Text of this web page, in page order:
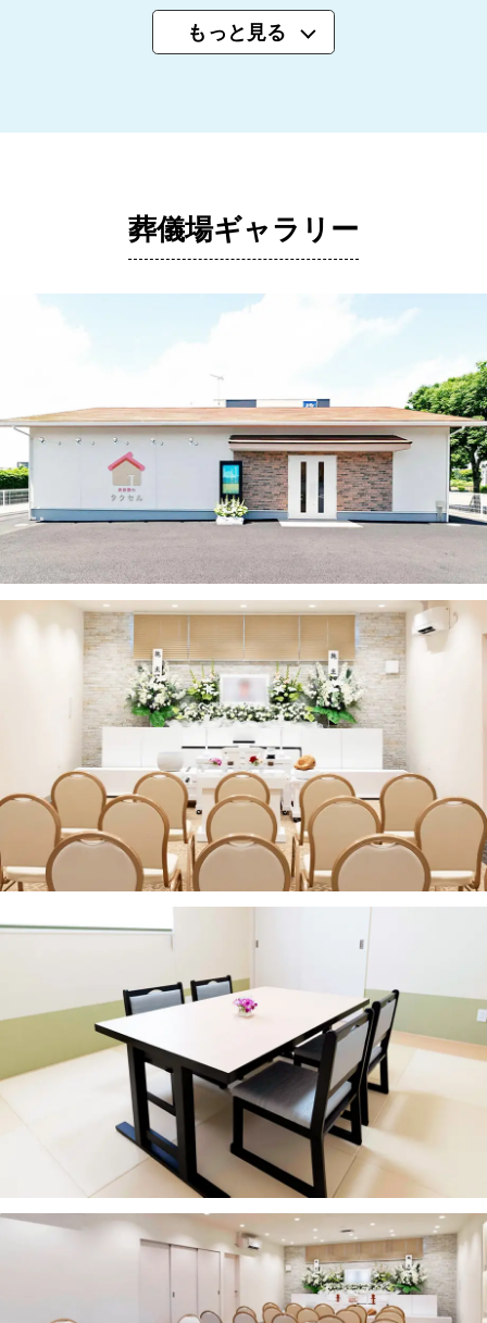
もっと見る
葬儀場ギャラリー